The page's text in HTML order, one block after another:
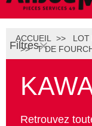
Filtres
ACCUEIL
LOT
T DE
Retrouvez